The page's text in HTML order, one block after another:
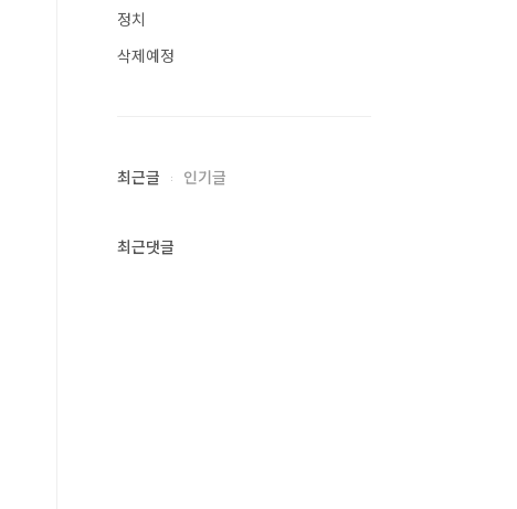
정치
삭제예정
최근글 인기글
최근댓글